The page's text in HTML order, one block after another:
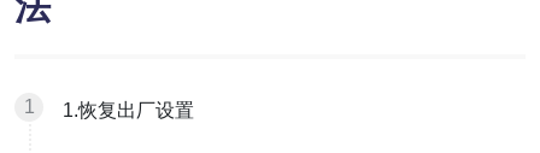
1.恢复出厂设置